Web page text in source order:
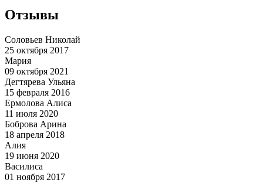
Отзывы
Соловьев Николай
25 октября 2017
Мария
09 октября 2021
Дегтярева Ульяна
15 февраля 2016
Ермолова Алиса
11 июля 2020
Боброва Арина
18 апреля 2018
Алия
19 июня 2020
Василиса
01 ноября 2017